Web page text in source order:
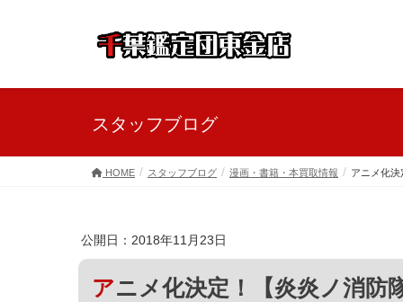
スタッフブログ
HOME スタッフブログ 漫画・書籍・本買取情報 アニメ化
公開日：2018年11月23日
アニメ化決定！【炎炎ノ消